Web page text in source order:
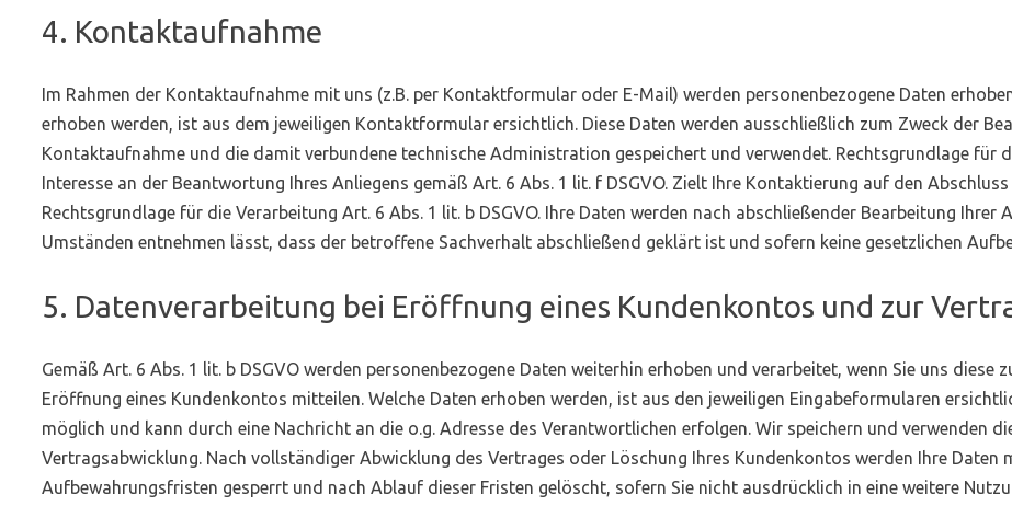
4. Kontaktaufnahme
Im Rahmen der Kontaktaufnahme mit uns (z.B. per Kontaktformular oder E-Mail) werden personenbezogene Daten
erhoben werden, ist aus dem jeweiligen Kontaktformular ersichtlich. Diese Daten werden ausschließlich zum Zweck der
Kontaktaufnahme und die damit verbundene technische Administration gespeichert und verwendet. Rechtsgrundlage für
Interesse an der Beantwortung Ihres Anliegens gemäß Art. 6 Abs. 1 lit. f DSGVO. Zielt Ihre Kontaktierung auf den
Rechtsgrundlage für die Verarbeitung Art. 6 Abs. 1 lit. b DSGVO. Ihre Daten werden nach abschließender Bearbeitung
Umständen entnehmen lässt, dass der betroffene Sachverhalt abschließend geklärt ist und sofern keine gesetzlichen
5. Datenverarbeitung bei Eröffnung eines Kundenkontos und zur
Gemäß Art. 6 Abs. 1 lit. b DSGVO werden personenbezogene Daten weiterhin erhoben und verarbeitet, wenn Sie uns diese
Eröffnung eines Kundenkontos mitteilen. Welche Daten erhoben werden, ist aus den jeweiligen Eingabeformularen
möglich und kann durch eine Nachricht an die o.g. Adresse des Verantwortlichen erfolgen. Wir speichern und verwenden
Vertragsabwicklung. Nach vollständiger Abwicklung des Vertrages oder Löschung Ihres Kundenkontos werden Ihre
Aufbewahrungsfristen gesperrt und nach Ablauf dieser Fristen gelöscht, sofern Sie nicht ausdrücklich in eine weitere